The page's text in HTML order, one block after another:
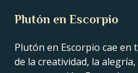
Plutón en Escorpio
Plutón en Escorpio cae en
de la creatividad, la alegría,